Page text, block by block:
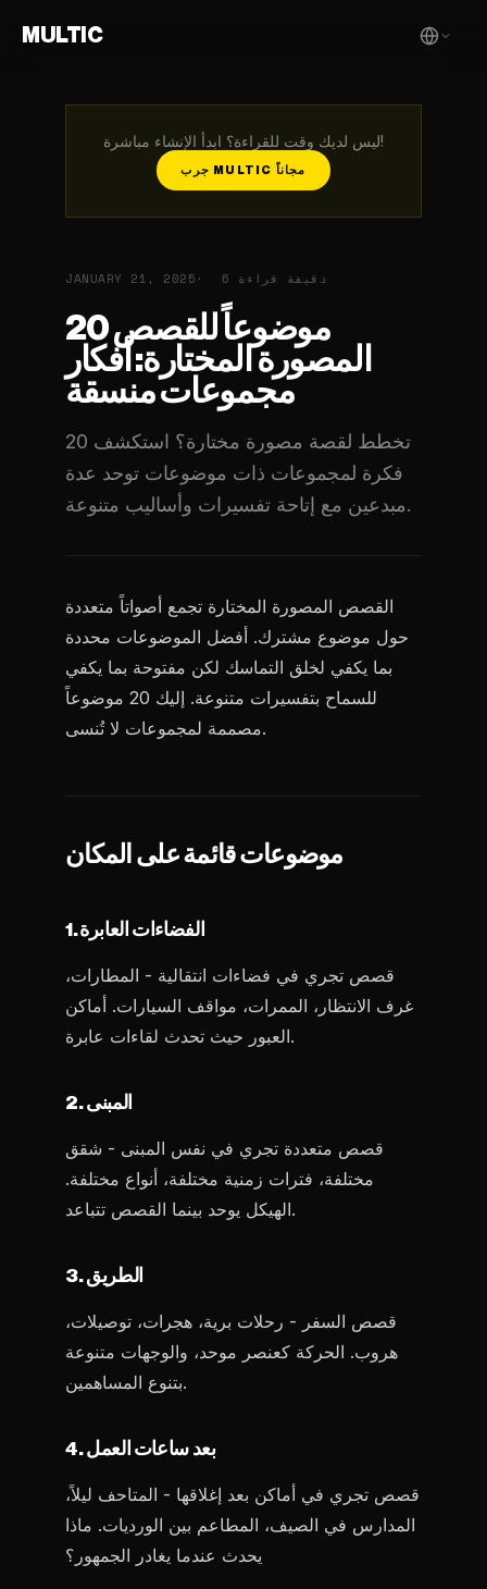
MULTIC
ليس لديك وقت للقراءة؟ ابدأ الإنشاء مباشرة!
جرب MULTIC مجاناً
JANUARY 21, 2025 6 دقيقة قراءة
20 موضوعاً للقصص
المصورة المختارة: أفكار
مجموعات منسقة
تخطط لقصة مصورة مختارة؟ استكشف 20
فكرة لمجموعات ذات موضوعات توحد عدة
مبدعين مع إتاحة تفسيرات وأساليب متنوعة.
القصص المصورة المختارة تجمع أصواتاً متعددة
حول موضوع مشترك. أفضل الموضوعات محددة
بما يكفي لخلق التماسك لكن مفتوحة بما يكفي
للسماح بتفسيرات متنوعة. إليك 20 موضوعاً
مصممة لمجموعات لا تُنسى.
موضوعات قائمة على المكان
1. الفضاءات العابرة
قصص تجري في فضاءات انتقالية - المطارات،
غرف الانتظار، الممرات، مواقف السيارات. أماكن
العبور حيث تحدث لقاءات عابرة.
2. المبنى
قصص متعددة تجري في نفس المبنى - شقق
مختلفة، فترات زمنية مختلفة، أنواع مختلفة.
الهيكل يوحد بينما القصص تتباعد.
3. الطريق
قصص السفر - رحلات برية، هجرات، توصيلات،
هروب. الحركة كعنصر موحد، والوجهات متنوعة
بتنوع المساهمين.
4. بعد ساعات العمل
قصص تجري في أماكن بعد إغلاقها - المتاحف ليلاً،
المدارس في الصيف، المطاعم بين الورديات. ماذا
يحدث عندما يغادر الجمهور؟